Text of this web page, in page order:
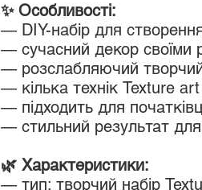
✨ Особливості:
— DIY-набір для
— сучасний декор своїми
— розслабляючий
— кілька технік Texture art
— підходить для
— стильний результат для
🌿 Характеристики:
— тип: творчий набір